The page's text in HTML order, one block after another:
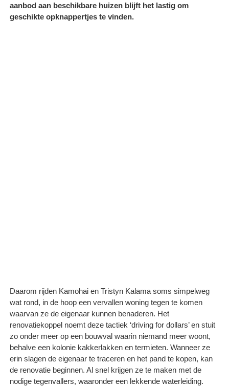
aanbod aan beschikbare huizen blijft het lastig om
geschikte opknappertjes te vinden.
Daarom rijden Kamohai en Tristyn Kalama soms simpelweg
wat rond, in de hoop een vervallen woning tegen te komen
waarvan ze de eigenaar kunnen benaderen. Het
renovatiekoppel noemt deze tactiek ‘driving for dollars’ en stuit
zo onder meer op een bouwval waarin niemand meer woont,
behalve een kolonie kakkerlakken en termieten. Wanneer ze
erin slagen de eigenaar te traceren en het pand te kopen, kan
de renovatie beginnen. Al snel krijgen ze te maken met de
nodige tegenvallers, waaronder een lekkende waterleiding.